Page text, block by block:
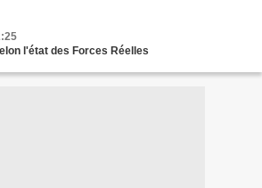
l'état des Forces Réelles